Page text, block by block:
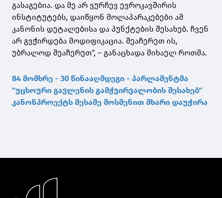
გასაგებია. და მე არ ვურჩევ ევროკავშირის
ინსტიტუტებს, დაიწყონ მოლაპარაკებები ამ
კანონის დეტალებისა და პუნქტების შესახებ. ჩვენ
არ გვჭირდება მოდიფიკაცია. შეაჩერეთ ის,
უბრალოდ შეაჩერეთ“, – განაცხადა მიხაელ როთმა.
84 მომხრე - 30 წინააღმდეგი - პარლამენტმა
"უცხოური გავლენის გამჭვირვალობის შესახებ"
კანონპროექტს მესამე მოსმენით მხარი დაუჭირა